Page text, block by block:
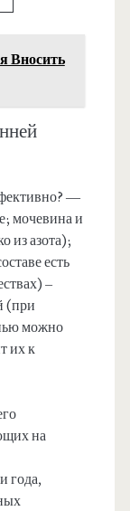
Вносить
—
мочевина и
из азота);
есть
–
(при
можно
их к
на
года,